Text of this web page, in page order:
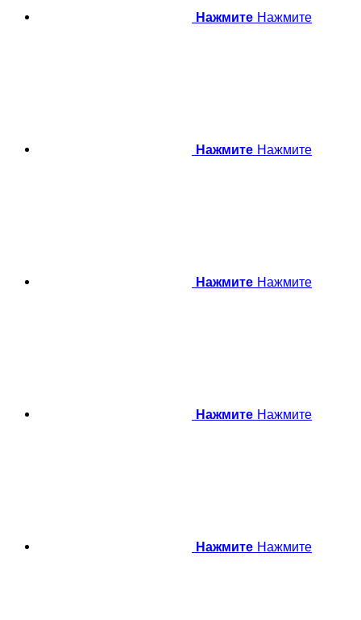
Нажмите Нажмите
Нажмите Нажмите
Нажмите Нажмите
Нажмите Нажмите
Нажмите Нажмите